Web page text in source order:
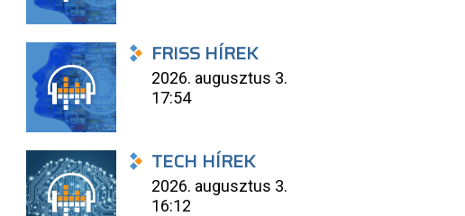
FRISS HÍREK
2026. augusztus 3.
17:54
TECH HÍREK
2026. augusztus 3.
16:12